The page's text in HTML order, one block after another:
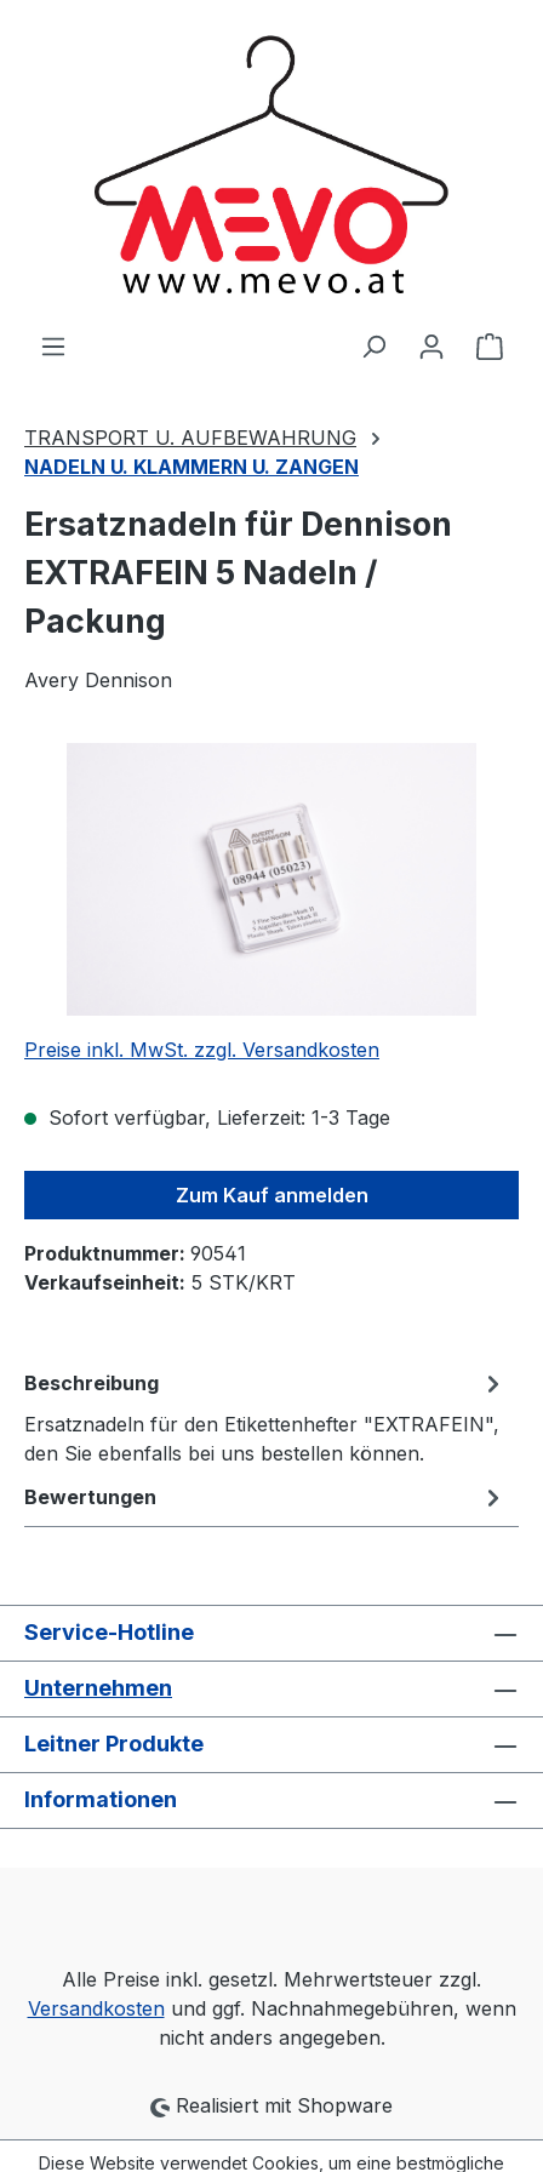
TRANSPORT U. AUFBEWAHRUNG
NADELN U. KLAMMERN U. ZANGEN
Ersatznadeln für Dennison
EXTRAFEIN 5 Nadeln /
Packung
Avery Dennison
Preise inkl. MwSt. zzgl. Versandkosten
Sofort verfügbar, Lieferzeit: 1-3 Tage
Zum Kauf anmelden
Produktnummer: 90541
Verkaufseinheit: 5 STK/KRT
Beschreibung
Ersatznadeln für den Etikettenhefter "EXTRAFEIN",
den Sie ebenfalls bei uns bestellen können.
Bewertungen
Service-Hotline
Unternehmen
Leitner Produkte
Informationen
Alle Preise inkl. gesetzl. Mehrwertsteuer zzgl.
Versandkostenund ggf. Nachnahmegebühren, wenn
nicht anders angegeben.
Realisiert mit Shopware
Diese Website verwendet Cookies, um eine bestmögliche